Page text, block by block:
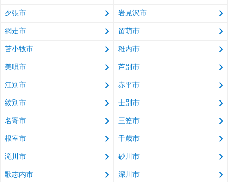
夕張市 岩見沢市
網走市 留萌市
苫小牧市 稚内市
美唄市 芦別市
江別市 赤平市
紋別市 士別市
名寄市 三笠市
根室市 千歳市
滝川市 砂川市
歌志内市 深川市